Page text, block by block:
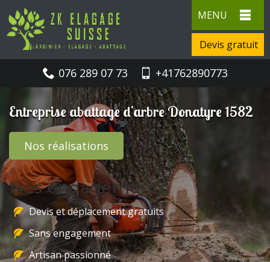
MENU
Devis gratuit
076 289 07 73 +41762890773
Entreprise abattage d'arbre Donatyre 1582
Nos réalisations
Nos engagements
Devis et déplacement gratuits
Sans engagement
Artisan passionné